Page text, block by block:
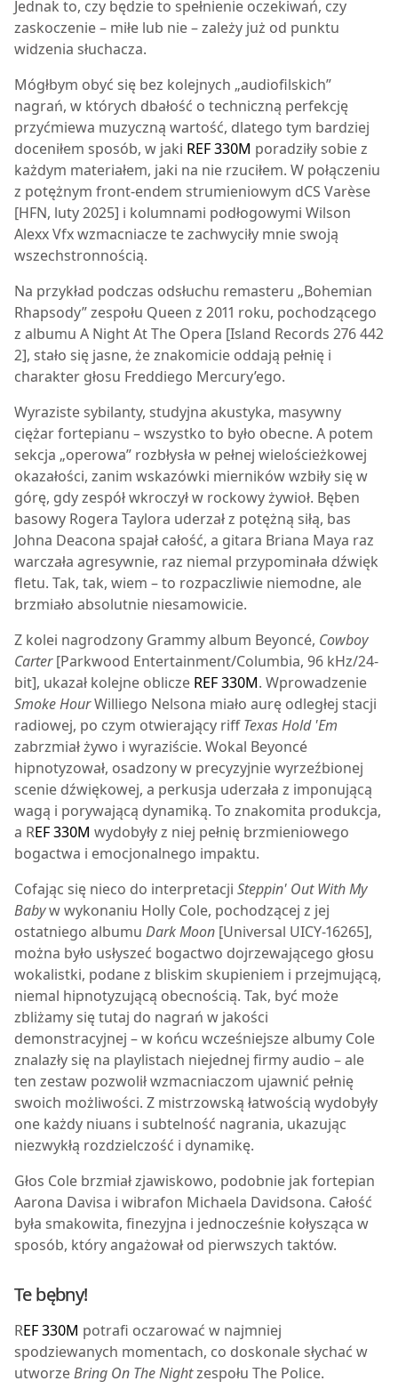
Jednak to, czy będzie to spełnienie oczekiwań, czy
zaskoczenie – miłe lub nie – zależy już od punktu
widzenia słuchacza.
Mógłbym obyć się bez kolejnych „audiofilskich”
nagrań, w których dbałość o techniczną perfekcję
przyćmiewa muzyczną wartość, dlatego tym bardziej
doceniłem sposób, w jaki REF 330M poradziły sobie z
każdym materiałem, jaki na nie rzuciłem. W połączeniu
z potężnym front-endem strumieniowym dCS Varèse
[HFN, luty 2025] i kolumnami podłogowymi Wilson
Alexx Vfx wzmacniacze te zachwyciły mnie swoją
wszechstronnością.
Na przykład podczas odsłuchu remasteru „Bohemian
Rhapsody” zespołu Queen z 2011 roku, pochodzącego
z albumu A Night At The Opera [Island Records 276 442
2], stało się jasne, że znakomicie oddają pełnię i
charakter głosu Freddiego Mercury’ego.
Wyraziste sybilanty, studyjna akustyka, masywny
ciężar fortepianu – wszystko to było obecne. A potem
sekcja „operowa” rozbłysła w pełnej wielościeżkowej
okazałości, zanim wskazówki mierników wzbiły się w
górę, gdy zespół wkroczył w rockowy żywioł. Bęben
basowy Rogera Taylora uderzał z potężną siłą, bas
Johna Deacona spajał całość, a gitara Briana Maya raz
warczała agresywnie, raz niemal przypominała dźwięk
fletu. Tak, tak, wiem – to rozpaczliwie niemodne, ale
brzmiało absolutnie niesamowicie.
Z kolei nagrodzony Grammy album Beyoncé, Cowboy
Carter[Parkwood Entertainment/Columbia, 96 kHz/24-
bit], ukazał kolejne oblicze REF 330M. Wprowadzenie
Smoke HourWilliego Nelsona miało aurę odległej stacji
radiowej, po czym otwierający riffTexas Hold 'Em
zabrzmiał żywo i wyraziście. Wokal Beyoncé
hipnotyzował, osadzony w precyzyjnie wyrzeźbionej
scenie dźwiękowej, a perkusja uderzała z imponującą
wagą i porywającą dynamiką. To znakomita produkcja,
a REF 330M wydobyły z niej pełnię brzmieniowego
bogactwa i emocjonalnego impaktu.
Cofając się nieco do interpretacji Steppin' Out With My
Babyw wykonaniu Holly Cole, pochodzącej z jej
ostatniego albumu Dark Moon [Universal UICY-16265],
można było usłyszeć bogactwo dojrzewającego głosu
wokalistki, podane z bliskim skupieniem i przejmującą,
niemal hipnotyzującą obecnością. Tak, być może
zbliżamy się tutaj do nagrań w jakości
demonstracyjnej – w końcu wcześniejsze albumy Cole
znalazły się na playlistach niejednej firmy audio – ale
ten zestaw pozwolił wzmacniaczom ujawnić pełnię
swoich możliwości. Z mistrzowską łatwością wydobyły
one każdy niuans i subtelność nagrania, ukazując
niezwykłą rozdzielczość i dynamikę.
Głos Cole brzmiał zjawiskowo, podobnie jak fortepian
Aarona Davisa i wibrafon Michaela Davidsona. Całość
była smakowita, finezyjna i jednocześnie kołysząca w
sposób, który angażował od pierwszych taktów.
Te bębny!
REF 330M potrafi oczarować w najmniej
spodziewanych momentach, co doskonale słychać w
utworzeBring On The Nightzespołu The Police.